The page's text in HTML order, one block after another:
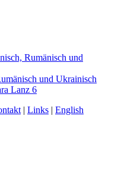
Rumänisch und
und Ukrainisch
Lanz 6
| Links | English